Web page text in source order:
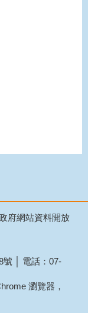
府網站資料開放
號 │ 電話：07-
瀏覽器，